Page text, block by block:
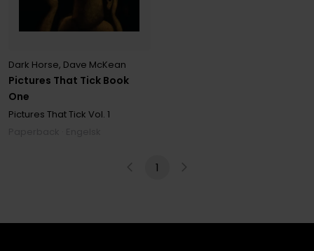
Pictures That Tick Book
One
Dark Horse, Dave McKean
Pictures That Tick Vol. 1
1